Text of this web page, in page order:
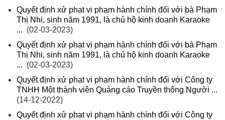
Quyết định xử phạt vi phạm hành chính đối với bà Phạm
Thị Nhi, sinh năm 1991, là chủ hộ kinh doanh Karaoke
... (02-03-2023)
Quyết định xử phạt vi phạm hành chính đối với bà Phạm
Thị Nhi, sinh năm 1991, là chủ hộ kinh doanh Karaoke
... (02-03-2023)
Quyết định xử phạt vi phạm hành chính đối với Công ty
TNHH Một thành viên Quảng cáo Truyền thông Người ...
(14-12-2022)
Quyết định xử phạt vi phạm hành chính đối với Công ty